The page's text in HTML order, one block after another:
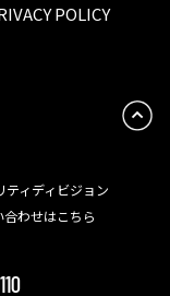
POLICY
ィディビジョン
わせはこちら